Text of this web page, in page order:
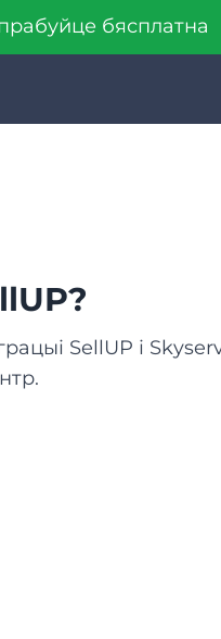
бясплатна
SellUP і